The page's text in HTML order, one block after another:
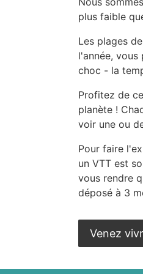
plus faible
Les plages
l'année, vous
choc - la
Profitez de
planète !
voir une ou
Pour faire
un VTT est
vous rendre
déposé à 3
Venez